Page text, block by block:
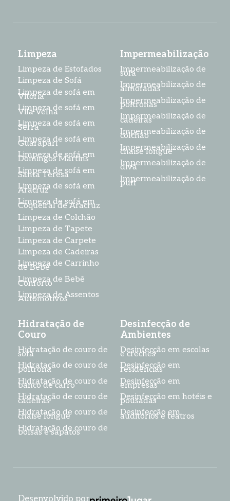
Limpeza
Limpeza de Estofados
Limpeza de Sofá
Limpeza de sofá em
Vitória
Limpeza de sofá em
Vila Velha
Limpeza de sofá em
Serra
Limpeza de sofá em
Guarapari
Limpeza de sofá em
Domingos Martins
Limpeza de sofá em
Santa Teresa
Limpeza de sofá em
Aracruz
Limpeza de sofá em
Coqueiral de Aracruz
Limpeza de Colchão
Limpeza de Tapete
Limpeza de Carpete
Limpeza de Cadeiras
Limpeza de Carrinho
de Bebê
Limpeza de Bebê
Conforto
Limpeza de Assentos
Automotivos
Impermeabilização
Impermeabilização de
sofá
Impermeabilização de
almofadas
Impermeabilização de
poltronas
Impermeabilização de
cadeiras
Impermeabilização de
colchão
Impermeabilização de
chaise longue
Impermeabilização de
divã
Impermeabilização de
puff
Hidratação de
Couro
Hidratação de couro de
sofá
Hidratação de couro de
poltrona
Hidratação de couro de
banco de carro
Hidratação de couro de
cadeiras
Hidratação de couro de
chaise longue
Hidratação de couro de
bolsas e sapatos
Desinfecção de
Ambientes
Desinfecção em escolas
e creches
Desinfecção em
residências
Desinfecção em
empresas
Desinfecção em hotéis e
pousadas
Desinfecção em
auditórios e teatros